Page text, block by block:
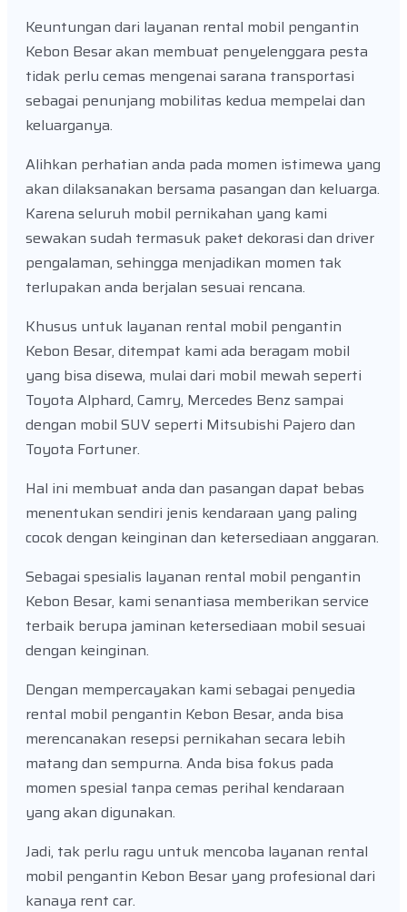
Keuntungan dari layanan rental mobil pengantin
Kebon Besar akan membuat penyelenggara pesta
tidak perlu cemas mengenai sarana transportasi
sebagai penunjang mobilitas kedua mempelai dan
keluarganya.
Alihkan perhatian anda pada momen istimewa yang
akan dilaksanakan bersama pasangan dan keluarga.
Karena seluruh mobil pernikahan yang kami
sewakan sudah termasuk paket dekorasi dan driver
pengalaman, sehingga menjadikan momen tak
terlupakan anda berjalan sesuai rencana.
Khusus untuk layanan rental mobil pengantin
Kebon Besar, ditempat kami ada beragam mobil
yang bisa disewa, mulai dari mobil mewah seperti
Toyota Alphard, Camry, Mercedes Benz sampai
dengan mobil SUV seperti Mitsubishi Pajero dan
Toyota Fortuner.
Hal ini membuat anda dan pasangan dapat bebas
menentukan sendiri jenis kendaraan yang paling
cocok dengan keinginan dan ketersediaan anggaran.
Sebagai spesialis layanan rental mobil pengantin
Kebon Besar, kami senantiasa memberikan service
terbaik berupa jaminan ketersediaan mobil sesuai
dengan keinginan.
Dengan mempercayakan kami sebagai penyedia
rental mobil pengantin Kebon Besar, anda bisa
merencanakan resepsi pernikahan secara lebih
matang dan sempurna. Anda bisa fokus pada
momen spesial tanpa cemas perihal kendaraan
yang akan digunakan.
Jadi, tak perlu ragu untuk mencoba layanan rental
mobil pengantin Kebon Besar yang profesional dari
kanaya rent car.